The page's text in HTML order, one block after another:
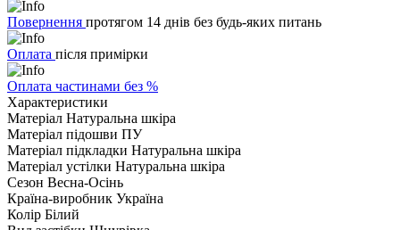
Повернення протягом 14 днів без будь-яких питань
Оплата після примірки
Оплата частинами без %
Характеристики
Матеріал Натуральна шкіра
Матеріал підошви ПУ
Матеріал підкладки Натуральна шкіра
Матеріал устілки Натуральна шкіра
Сезон Весна-Осінь
Країна-виробник Україна
Колір Білий